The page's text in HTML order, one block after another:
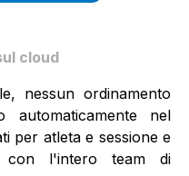
cloud
nessun ordinamento
automaticamente nel
per atleta e sessione e
con l'intero team di